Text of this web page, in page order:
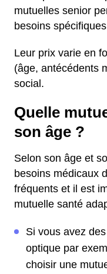
mutuelles senior
besoins
Leur prix varie en
(âge, antécédents
social.
Quelle
son âge ?
Selon son âge et
besoins médicaux
fréquents et il est
mutuelle santé
Si vous avez
optique par
choisir une